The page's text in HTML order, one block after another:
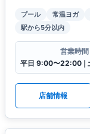
プール 常温ヨガ
駅から5分以内
営業時間
店舗情報